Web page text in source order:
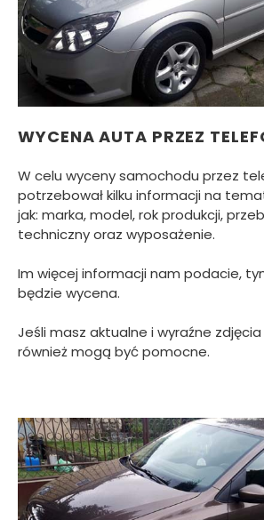
WYCENA AUTA PRZEZ
W celu wyceny samochodu przez
potrzebował kilku informacji na
jak: marka, model, rok produkcji,
techniczny oraz wyposażenie.
Im więcej informacji nam podacie,
będzie wycena.
Jeśli masz aktualne i wyraźne
również mogą być pomocne.